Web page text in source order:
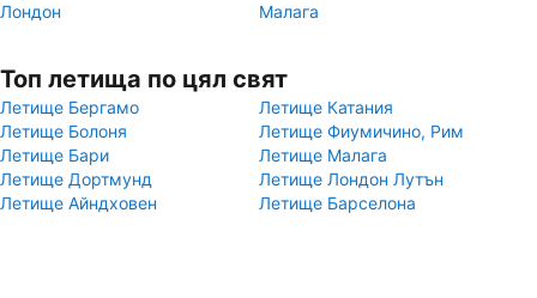
Лондон
Малага
Топ летища по цял свят
Летище Бергамо
Летище Катания
Летище Болоня
Летище Фиумичино, Рим
Летище Бари
Летище Малага
Летище Дортмунд
Летище Лондон Лутън
Летище Айндховен
Летище Барселона